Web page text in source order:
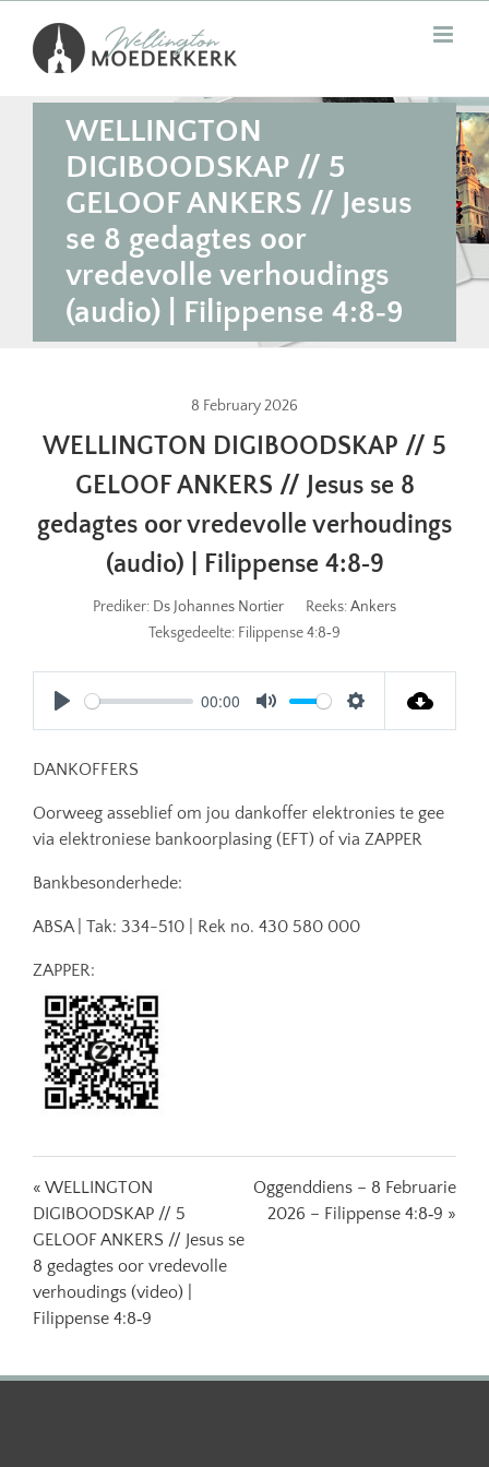
content
WELLINGTON
DIGIBOODSKAP // 5
GELOOF ANKERS // Jesus
se 8 gedagtes oor
vredevolle verhoudings
(audio) | Filippense 4:8‐9
8 February 2026
WELLINGTON DIGIBOODSKAP // 5
GELOOF ANKERS // Jesus se 8
gedagtes oor vredevolle verhoudings
(audio) | Filippense 4:8‐9
Prediker: Ds Johannes Nortier Reeks:Ankers
Teksgedeelte: Filippense 4:8‐9
Play
00:00
Mute Settings
DANKOFFERS
Oorweeg asseblief om jou dankoffer elektronies te gee
via elektroniese bankoorplasing (EFT) of via ZAPPER
Bankbesonderhede:
ABSA | Tak: 334-510 | Rek no. 430 580 000
ZAPPER:
« WELLINGTON
DIGIBOODSKAP // 5
GELOOF ANKERS // Jesus se
8 gedagtes oor vredevolle
verhoudings (video) |
Filippense 4:8‐9
Oggenddiens – 8 Februarie
2026 – Filippense 4:8‐9 »